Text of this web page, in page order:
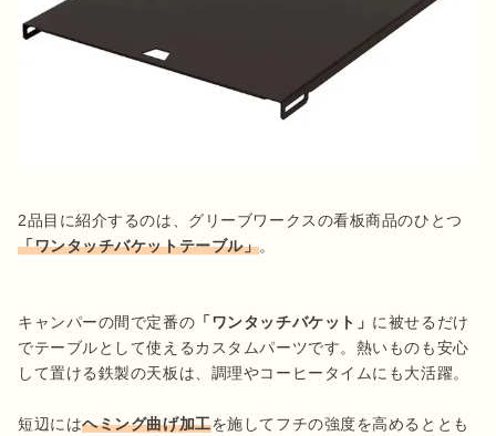
2品目に紹介するのは、グリーブワークスの看板商品のひとつ
「ワンタッチバケットテーブル」。
キャンパーの間で定番の 「ワンタッチバケット」 に被せるだけ
でテーブルとして使えるカスタムパーツです。熱いものも安心
して置ける鉄製の天板は、調理やコーヒータイムにも大活躍。
短辺にはヘミング曲げ加工を施してフチの強度を高めるととも